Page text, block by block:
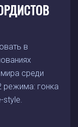
в
среди
режима: гонка
style.